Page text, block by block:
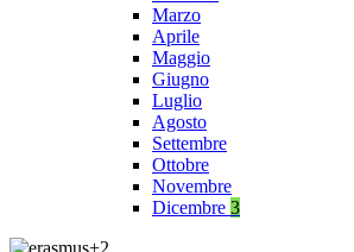
Marzo
Aprile
Maggio
Giugno
Luglio
Agosto
Settembre
Ottobre
Novembre
Dicembre 3